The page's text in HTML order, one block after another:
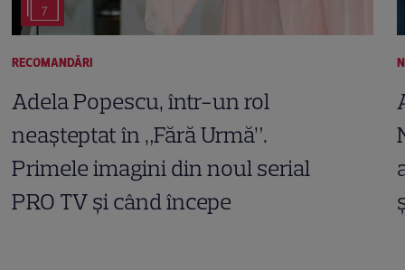
7
RECOMANDĂRI
Adela Popescu, într-un rol
neașteptat în „Fără Urmă”.
Primele imagini din noul serial
PRO TV și când începe